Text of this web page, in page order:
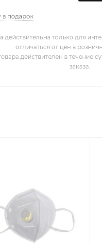
в подарок
действительна только для
отличаться от цен в
действителен в течение
заказа.